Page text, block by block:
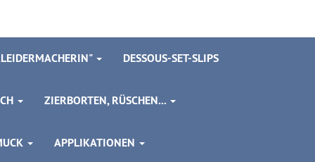
DESSOUS-SET-SLIPS
ZIERBORTEN, RÜSCHEN...
APPLIKATIONEN